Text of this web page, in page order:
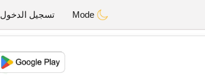
تسجيل الدخول
💖